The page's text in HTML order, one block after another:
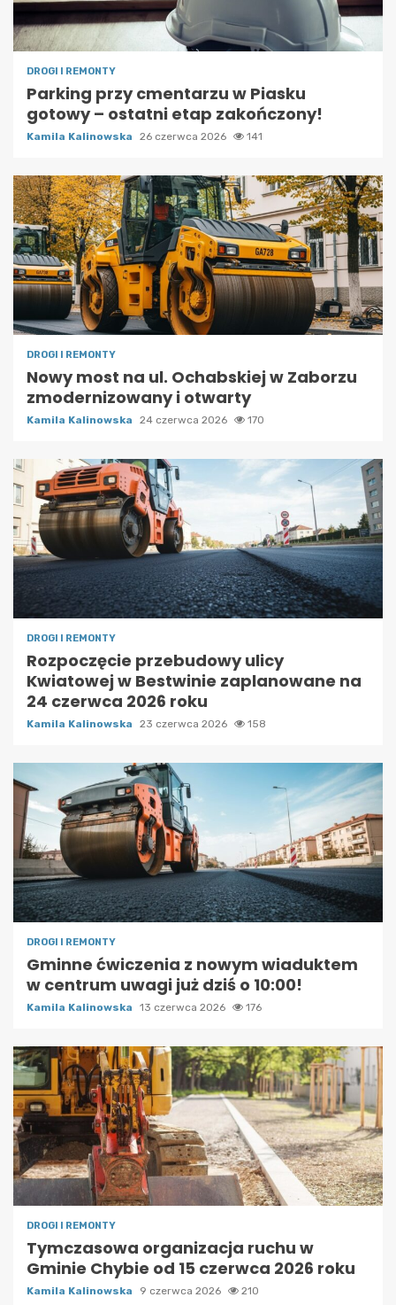
DROGI I REMONTY
Parking przy cmentarzu w Piasku
gotowy – ostatni etap zakończony!
Kamila Kalinowska 26 czerwca 2026 141
DROGI I REMONTY
Nowy most na ul. Ochabskiej w Zaborzu
zmodernizowany i otwarty
Kamila Kalinowska 24 czerwca 2026 170
DROGI I REMONTY
Rozpoczęcie przebudowy ulicy
Kwiatowej w Bestwinie zaplanowane na
24 czerwca 2026 roku
Kamila Kalinowska 23 czerwca 2026 158
DROGI I REMONTY
Gminne ćwiczenia z nowym wiaduktem
w centrum uwagi już dziś o 10:00!
Kamila Kalinowska 13 czerwca 2026 176
DROGI I REMONTY
Tymczasowa organizacja ruchu w
Gminie Chybie od 15 czerwca 2026 roku
Kamila Kalinowska 9 czerwca 2026 210